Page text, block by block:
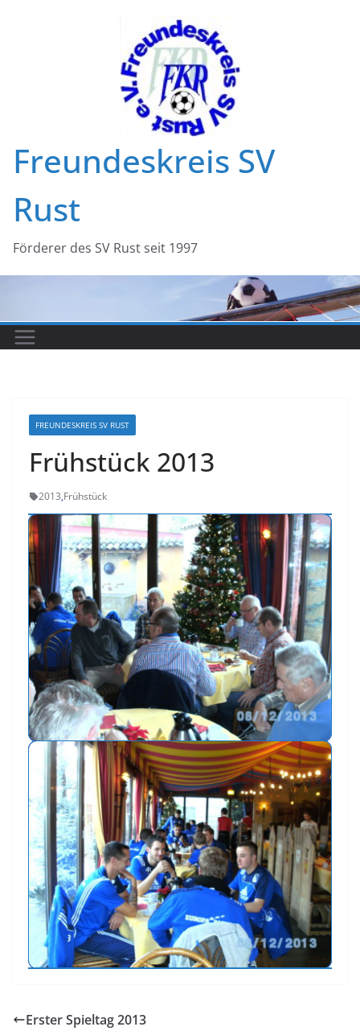
Freundeskreis SV
Rust
Förderer des SV Rust seit 1997
FREUNDESKREIS SV RUST
Frühstück 2013
2013,Frühstück
Erster Spieltag 2013